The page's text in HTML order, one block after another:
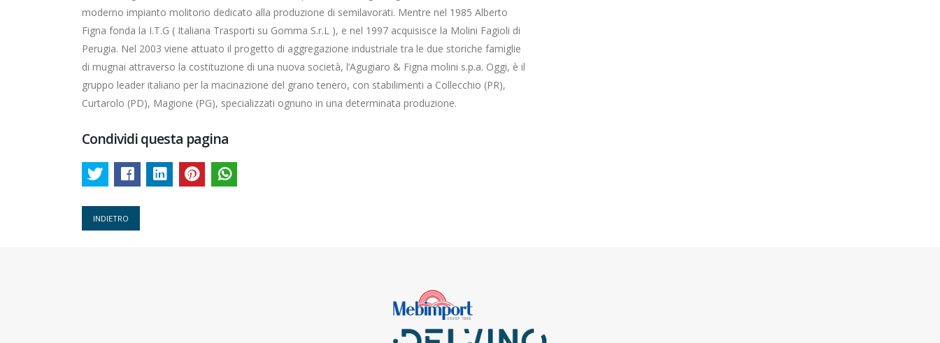
moderno impianto molitorio dedicato alla produzione di semilavorati. Mentre nel 1985 Alberto
Figna fonda la I.T.G ( Italiana Trasporti su Gomma S.r.L ), e nel 1997 acquisisce la Molini Fagioli di
Perugia. Nel 2003 viene attuato il progetto di aggregazione industriale tra le due storiche famiglie
di mugnai attraverso la costituzione di una nuova società, l’Agugiaro & Figna molini s.p.a. Oggi, è il
gruppo leader italiano per la macinazione del grano tenero, con stabilimenti a Collecchio (PR),
Curtarolo (PD), Magione (PG), specializzati ognuno in una determinata produzione.
Condividi questa pagina
INDIETRO